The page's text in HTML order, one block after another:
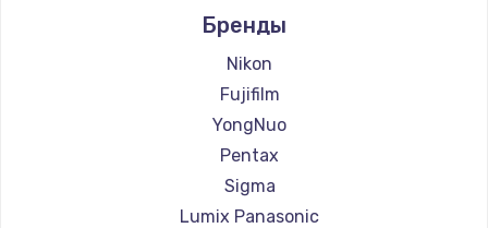
Ремонт фотоаппаратов Kodak
Ремонт фотоаппаратов Blackmagic
Бренды
Nikon
Fujifilm
YongNuo
Pentax
Sigma
Lumix Panasonic